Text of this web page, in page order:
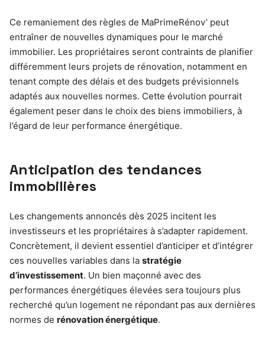
Ce remaniement des règles de MaPrimeRénov’ peut
entraîner de nouvelles dynamiques pour le marché
immobilier. Les propriétaires seront contraints de planifier
différemment leurs projets de rénovation, notamment en
tenant compte des délais et des budgets prévisionnels
adaptés aux nouvelles normes. Cette évolution pourrait
également peser dans le choix des biens immobiliers, à
l’égard de leur performance énergétique.
Anticipation des tendances
immobilières
Les changements annoncés dès 2025 incitent les
investisseurs et les propriétaires à s’adapter rapidement.
Concrètement, il devient essentiel d’anticiper et d’intégrer
ces nouvelles variables dans la stratégie
d’investissement. Un bien maçonné avec des
performances énergétiques élevées sera toujours plus
recherché qu’un logement ne répondant pas aux dernières
normes de rénovation énergétique.